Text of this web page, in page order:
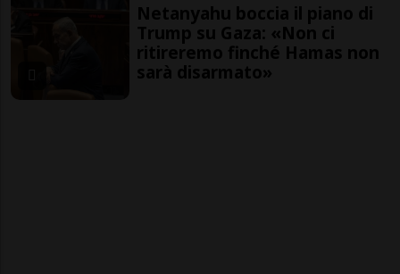
Netanyahu boccia il piano di
Trump su Gaza: «Non ci
ritireremo finché Hamas non
sarà disarmato»